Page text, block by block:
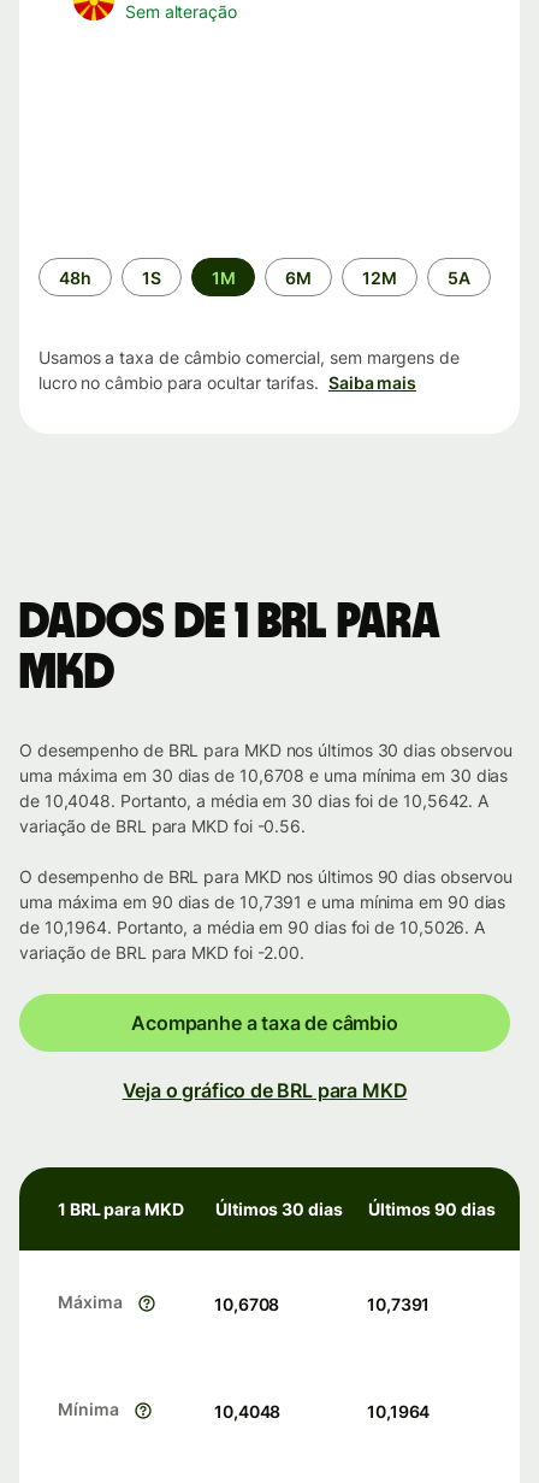
Sem alteração
Período
de
48h 1S 1M 6M 12M 5A
Usamos a taxa de câmbio comercial, sem margens de
lucro no câmbio para ocultar tarifas. Saiba mais
Dados de 1 BRL para
MKD
O desempenho de BRL para MKD nos últimos 30 dias observou
uma máxima em 30 dias de 10,6708 e uma mínima em 30 dias
de 10,4048. Portanto, a média em 30 dias foi de 10,5642. A
variação de BRL para MKD foi -0.56.
O desempenho de BRL para MKD nos últimos 90 dias observou
uma máxima em 90 dias de 10,7391 e uma mínima em 90 dias
de 10,1964. Portanto, a média em 90 dias foi de 10,5026. A
variação de BRL para MKD foi -2.00.
Acompanhe a taxa de câmbio
Veja o gráfico de BRL para MKD
1 BRL para MKD Últimos 30 dias Últimos 90 dias
Máxima 10,6708 10,7391
Mínima 10,4048 10,1964